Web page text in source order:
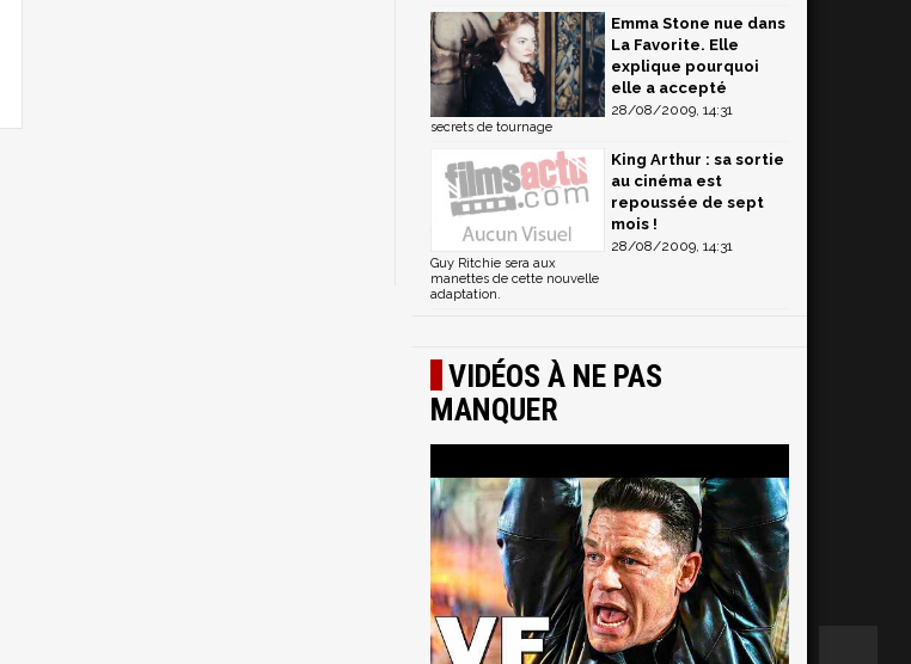
Emma Stone nue dans
La Favorite. Elle
explique pourquoi
elle a accepté
28/08/2009, 14:31
secrets de tournage
King Arthur : sa sortie
au cinéma est
repoussée de sept
mois !
28/08/2009, 14:31
Guy Ritchie sera aux
manettes de cette nouvelle
adaptation.
VIDÉOS À NE PAS
MANQUER